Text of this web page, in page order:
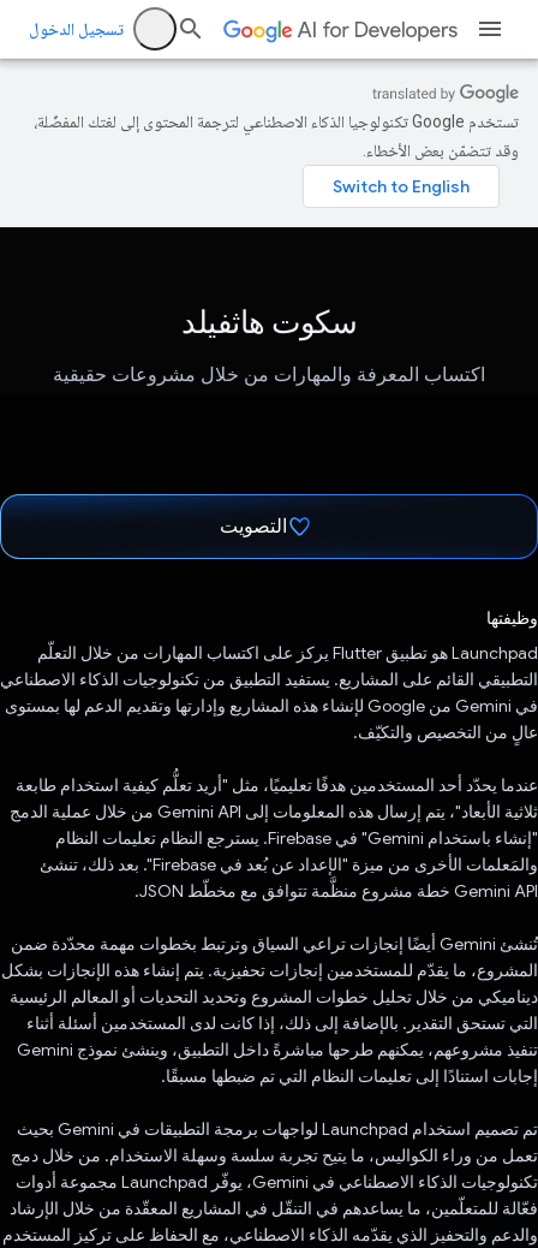
تسجيل الدخول
تستخدم Google تكنولوجيا الذكاء الاصطناعي لترجمة المحتوى إلى لغتك المفضّلة،
وقد تتضمّن بعض الأخطاء.
سكوت هاثفيلد
اكتساب المعرفة والمهارات من خلال مشروعات حقيقية
التصويت
وظيفتها
Launchpad هو تطبيق Flutter يركز على اكتساب المهارات من خلال التعلّم
التطبيقي القائم على المشاريع. يستفيد التطبيق من تكنولوجيات الذكاء الاصطناعي
في Gemini من Google لإنشاء هذه المشاريع وإدارتها وتقديم الدعم لها بمستوى
عالٍ من التخصيص والتكيّف.
عندما يحدّد أحد المستخدمين هدفًا تعليميًا، مثل "أريد تعلُّم كيفية استخدام طابعة
ثلاثية الأبعاد"، يتم إرسال هذه المعلومات إلى Gemini API من خلال عملية الدمج
"إنشاء باستخدام Gemini" في Firebase. يسترجع النظام تعليمات النظام
والمَعلمات الأخرى من ميزة "الإعداد عن بُعد في Firebase". بعد ذلك، تنشئ
Gemini API خطة مشروع منظَّمة تتوافق مع مخطّط JSON.
تُنشئ Gemini أيضًا إنجازات تراعي السياق وترتبط بخطوات مهمة محدّدة ضمن
المشروع، ما يقدّم للمستخدمين إنجازات تحفيزية. يتم إنشاء هذه الإنجازات بشكل
ديناميكي من خلال تحليل خطوات المشروع وتحديد التحديات أو المعالم الرئيسية
التي تستحق التقدير. بالإضافة إلى ذلك، إذا كانت لدى المستخدمين أسئلة أثناء
تنفيذ مشروعهم، يمكنهم طرحها مباشرةً داخل التطبيق، وينشئ نموذج Gemini
إجابات استنادًا إلى تعليمات النظام التي تم ضبطها مسبقًا.
تم تصميم استخدام Launchpad لواجهات برمجة التطبيقات في Gemini بحيث
تعمل من وراء الكواليس، ما يتيح تجربة سلسة وسهلة الاستخدام. من خلال دمج
تكنولوجيات الذكاء الاصطناعي في Gemini، يوفّر Launchpad مجموعة أدوات
فعّالة للمتعلّمين، ما يساعدهم في التنقّل في المشاريع المعقّدة من خلال الإرشاد
والدعم والتحفيز الذي يقدّمه الذكاء الاصطناعي، مع الحفاظ على تركيز المستخدم